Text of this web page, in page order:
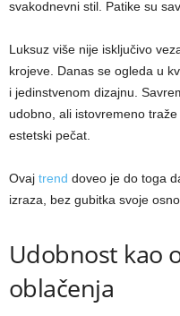
svakodnevni stil. Patike su
Luksuz više nije isključivo
krojeve. Danas se ogleda u
i jedinstvenom dizajnu.
udobno, ali istovremeno
estetski pečat.
Ovaj trend doveo je do toga
izraza, bez gubitka svoje
Udobnost kao
oblačenja